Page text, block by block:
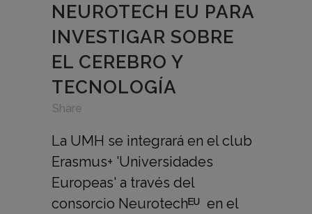
NEUROTECH EU PARA
INVESTIGAR SOBRE
EL CEREBRO Y
TECNOLOGÍA
Share
La UMH se integrará en el club
Erasmus+ 'Universidades
Europeas' a través del
consorcio Neurotechᴱᵁ en el